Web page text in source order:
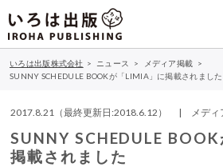
いろは出版株式会社 > ニュース > メディア掲載 >
SUNNY SCHEDULE BOOKが「LIMIA」に掲載されました
2017.8.21（最終更新日:2018.6.12） | メ
SUNNY SCHEDULE
掲載されました